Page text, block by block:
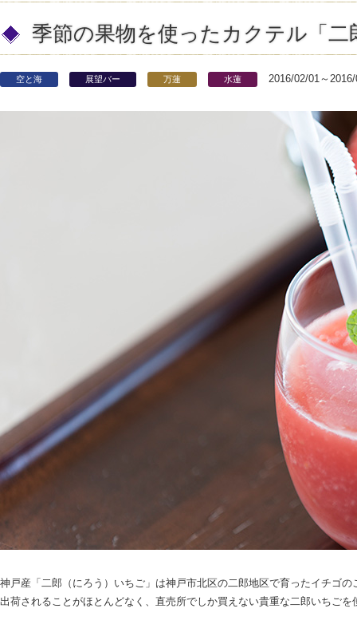
季節の果物を使ったカクテル「
空と海 展望バー 万蓮 水蓮 2016/02/01～
神戸産「二郎（にろう）いちご」は神戸市北区の二郎地区で育ったイチゴの
出荷されることがほとんどなく、直売所でしか買えない貴重な二郎いちご